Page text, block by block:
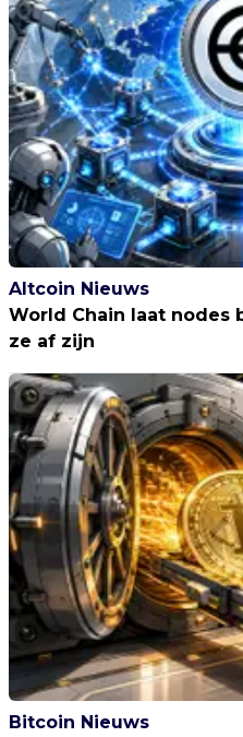
Altcoin Nieuws
World Chain laat nodes
ze af zijn
Bitcoin Nieuws